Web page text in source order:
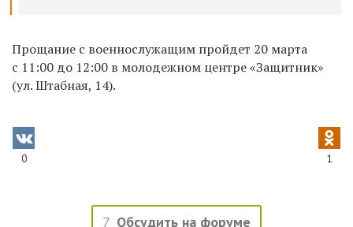
Прощание с военнослужащим пройдет 20 марта
с 11:00 до 12:00 в молодежном центре «Защитник»
(ул. Штабная, 14).
0 1
7 Обсудить на форуме